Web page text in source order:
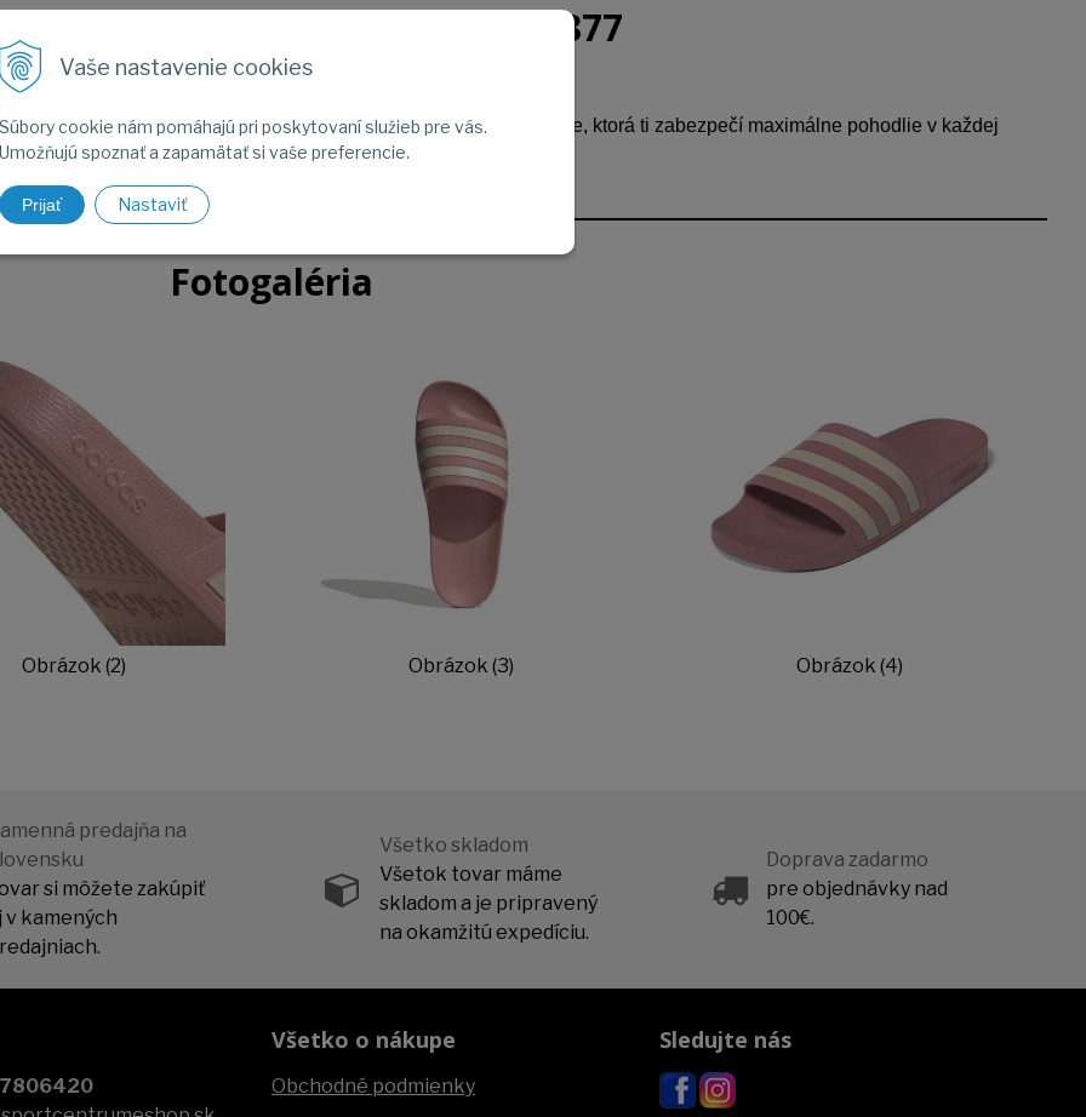
Vaše nastavenie cookies
Súbory cookie nám pomáhajú pri poskytovaní služieb pre vás.
Umožňujú spoznať a zapamätať si vaše preferencie.
Prijať Nastaviť
ADIDAS ADILETTE AQUA GZ5877
zdobia 3 prúžky na zvršku a nesú sa na pohodlnej tlmiacej stielke, ktorá ti zabezpečí maximálne pohodlie v každej
Fotogaléria
Obrázok (2) Obrázok (3) Obrázok (4)
predajňa na
si môžete zakúpiť
v kamených
Všetko skladom
Všetok tovar máme
skladom a je pripravený
na okamžitú expedíciu.
Doprava zadarmo
pre objednávky nad
100€.
Všetko o nákupe
Obchodné podmienky
Sledujte nás